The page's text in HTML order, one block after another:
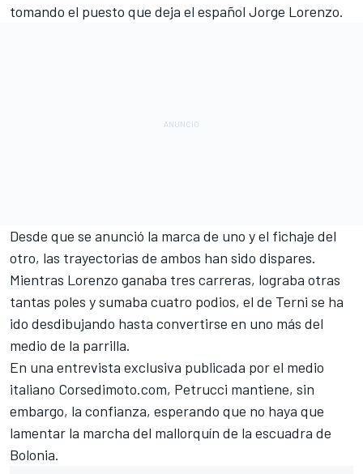
tomando el puesto que deja el español Jorge Lorenzo.
Desde que se anunció la marca de uno y el fichaje del
otro, las trayectorias de ambos han sido dispares.
Mientras Lorenzo ganaba tres carreras, lograba otras
tantas poles y sumaba cuatro podios, el de Terni se ha
ido desdibujando hasta convertirse en uno más del
medio de la parrilla.
En una entrevista exclusiva publicada por el medio
italiano Corsedimoto.com, Petrucci mantiene, sin
embargo, la confianza, esperando que no haya que
lamentar la marcha del mallorquín de la escuadra de
Bolonia.